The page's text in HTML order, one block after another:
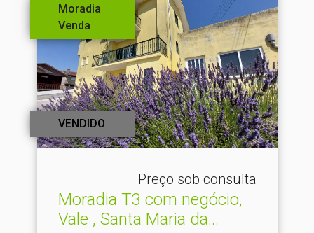
Moradia
Venda
VENDIDO
Preço sob consulta
Moradia T3 com negócio,
Vale , Santa Maria da.​..